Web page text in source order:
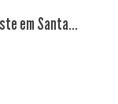
em Santa...